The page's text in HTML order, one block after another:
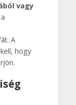
vagy
A
hogy